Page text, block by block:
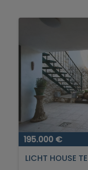
195.000 €
LICHT HOUSE